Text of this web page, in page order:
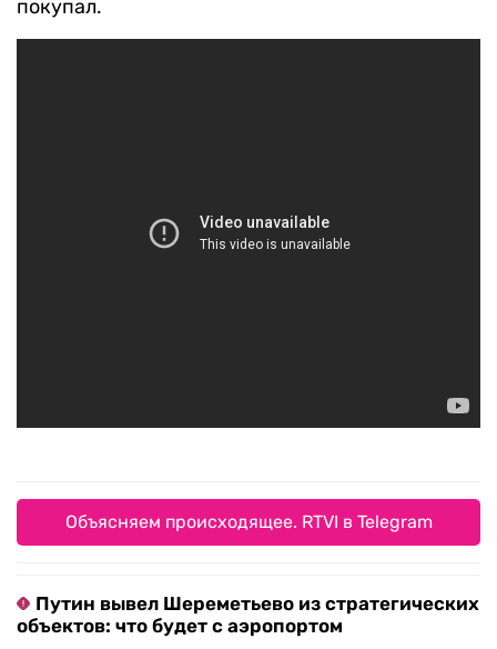
покупал.
Объясняем происходящее. RTVI в Telegram
Путин вывел Шереметьево из стратегических
объектов: что будет с аэропортом